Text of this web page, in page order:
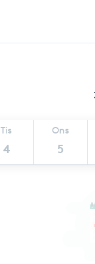
Tis
4
Ons
5